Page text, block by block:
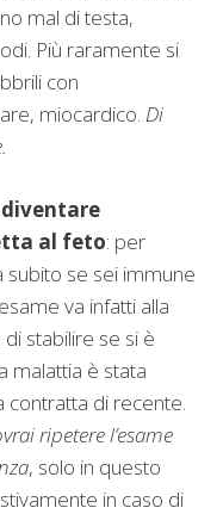
mal di testa,
Più raramente si
con
miocardico. Di
diventare
al feto: per
se sei immune
va infatti alla
stabilire se si è
malattia è stata
di recente.
ripetere l’esame
, solo in questo
in caso di